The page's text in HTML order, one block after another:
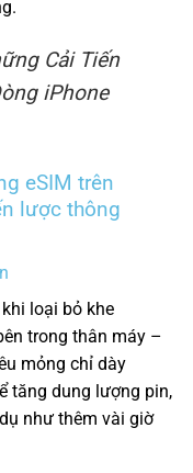
Cải Tiến
iPhone
eSIM trên
lược thông
loại bỏ khe
trong thân máy –
mỏng chỉ dày
tăng dung lượng pin,
như thêm vài giờ